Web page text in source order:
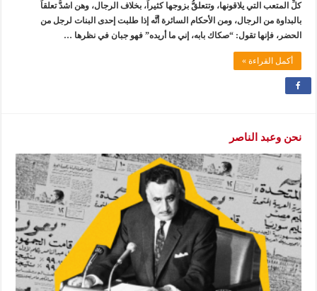
كلِّ المتعب التي يلاقونها، وتتعلقُّ بزوجها كثيراَ، بخلاف الرجال، وهن اشدُّ تعلقاَ
بالبداوة من الرجال، ومن الأحكام السائرة أنَّه إذا طلبت إحدى البنات لرجل من
الحضر، فإنها تقول: “صكاك بابه، إني ما أريده” فهو جبان في نظرها …
أكمل القراءة »
نحن وعبد الناصر